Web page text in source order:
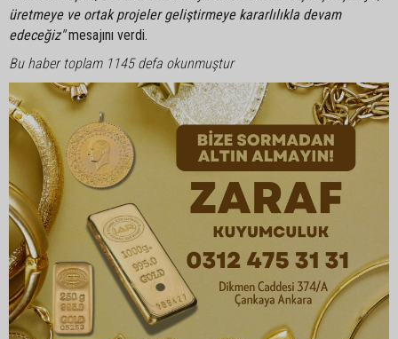
üretmeye ve ortak projeler geliştirmeye kararlılıkla devam
edeceğiz"mesajını verdi.
Bu haber toplam 1145 defa okunmuştur